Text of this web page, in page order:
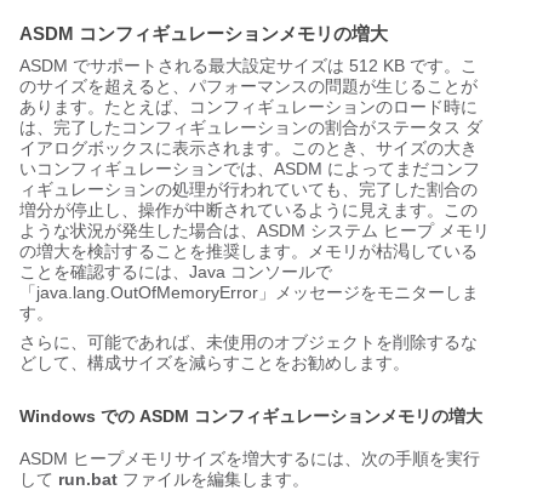
ASDM コンフィギュレーションメモリの増大
ASDM でサポートされる最大設定サイズは 512 KB です。こ
のサイズを超えると、パフォーマンスの問題が生じることが
あります。たとえば、コンフィギュレーションのロード時に
は、完了したコンフィギュレーションの割合がステータス ダ
イアログボックスに表示されます。このとき、サイズの大き
いコンフィギュレーションでは、ASDM によってまだコンフ
ィギュレーションの処理が行われていても、完了した割合の
増分が停止し、操作が中断されているように見えます。この
ような状況が発生した場合は、ASDM システム ヒープ メモリ
の増大を検討することを推奨します。メモリが枯渇している
ことを確認するには、Java コンソールで
「java.lang.OutOfMemoryError」メッセージをモニターしま
す。
さらに、可能であれば、未使用のオブジェクトを削除するな
どして、構成サイズを減らすことをお勧めします。
Windows での ASDM コンフィギュレーションメモリの増大
ASDM ヒープメモリサイズを増大するには、次の手順を実行
して run.bat ファイルを編集します。